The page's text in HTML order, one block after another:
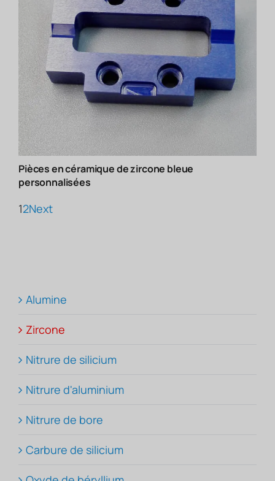
Pièces en céramique de zircone bleue
personnalisées
12Next
Alumine
Zircone
Nitrure de silicium
Nitrure d'aluminium
Nitrure de bore
Carbure de silicium